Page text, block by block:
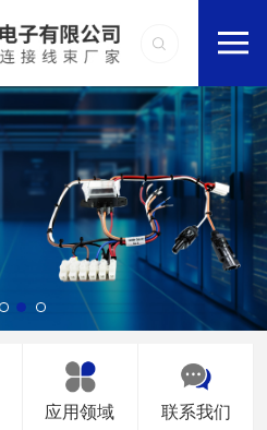
应用领域 联系我们